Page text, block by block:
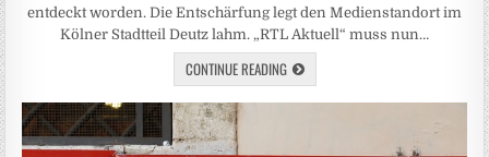
entdeckt worden. Die Entschärfung legt den Medienstandort im
Kölner Stadtteil Deutz lahm. „RTL Aktuell“ muss nun…
CONTINUE READING